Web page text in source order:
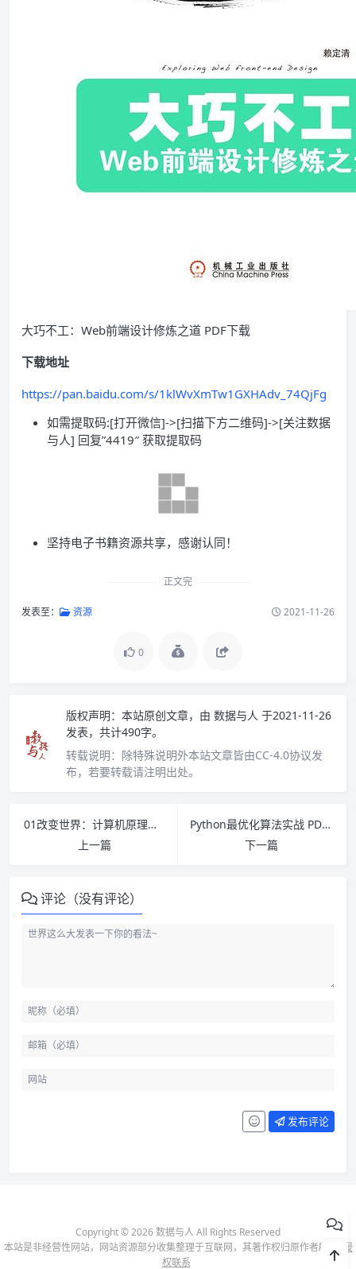
大巧不工：Web前端设计修炼之道 PDF下载
下载地址
https://pan.baidu.com/s/1klWvXmTw1GXHAdv_74QjFg
如需提取码:[打开微信]->[扫描下方二维码]->[关注数据
与人] 回复”4419″ 获取提取码
坚持电子书籍资源共享，感谢认同！
正文完
发表至： 资源 2021-11-26
0
版权声明： 本站原创文章，由 数据与人 于2021-11-26
发表，共计490字。
转载说明： 除特殊说明外本站文章皆由CC-4.0协议发
布，若要转载请注明出处。
01改变世界：计算机原理趣谈 PDF下载
上一篇
Python最优化算法实战 PDF下载
下一篇
评论（没有评论）
发布评论
Copyright © 2026 数据与人 All Rights Reserved
本站是非经营性网站，网站资源部分收集整理于互联网，其著作权归原作者所有-
侵
权联系